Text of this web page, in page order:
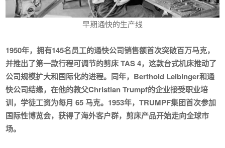
早期通快的生产线
1950年，拥有145名员工的通快公司销售额首次突破百万马克，
并推出了第一款行程可调节的剪床 TAS 4，这款台式机床推动了
公司规模扩大和国际化的进程。同年，Berthold Leibinger和通
快公司结缘，在他的教父Christian Trumpf的企业接受职业培
训，学徒工资为每月 65 马克。1953年，TRUMPF集团首次参加
国际性博览会，获得了海外客户群，剪床产品开始走向全球市
场。